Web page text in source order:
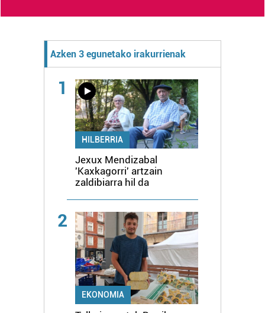
Azken 3 egunetako irakurrienak
1
HILBERRIA
Jexux Mendizabal
'Kaxkagorri' artzain
zaldibiarra hil da
2
EKONOMIA